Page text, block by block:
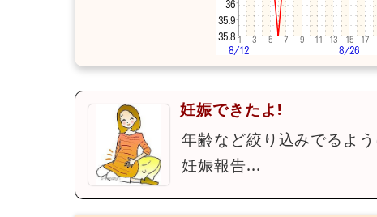
妊娠できたよ!
年齢など絞り込みでるよ
妊娠報告...